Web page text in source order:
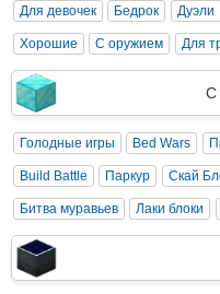
Для девочек Бедрок Дуэли
Хорошие С оружием Для
С
Голодные игры Bed Wars
Build Battle Паркур Скай
Битва муравьев Лаки блоки